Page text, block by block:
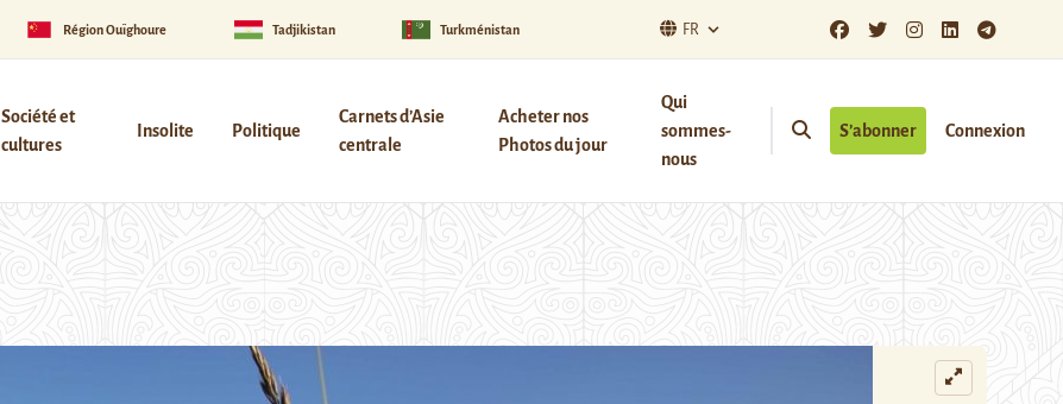
Région Ouïghoure Tadjikistan Turkménistan FR
Société et
cultures
Insolite Politique
Carnets d’Asie
centrale
Acheter nos
Photos du jour
Qui
sommes-
nous
S’abonner Connexion